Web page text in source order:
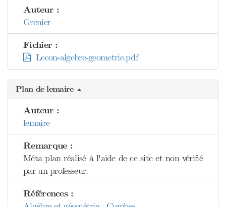
Auteur :
Grenier
Fichier :
Lecon-algebre-geometrie.pdf
Plan de lemaire
Auteur :
lemaire
Remarque :
Méta plan réalisé à l'aide de ce site et non vérifié
par un professeur.
Références :